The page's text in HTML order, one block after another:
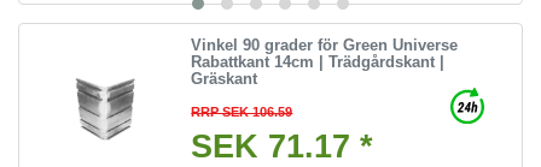
Vinkel 90 grader för Green Universe
Rabattkant 14cm | Trädgårdskant |
Gräskant
RRP SEK 106.59
SEK 71.17 *